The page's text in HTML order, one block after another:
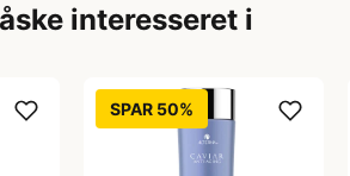
interesseret i
SPAR 50%